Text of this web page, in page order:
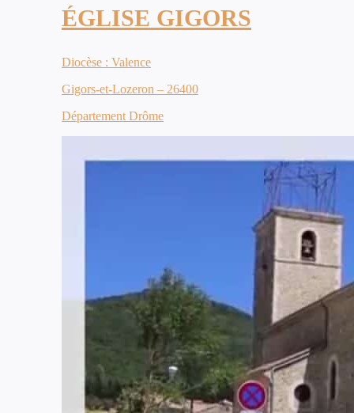
ÉGLISE GIGORS
Diocèse : Valence
Gigors-et-Lozeron – 26400
Département Drôme